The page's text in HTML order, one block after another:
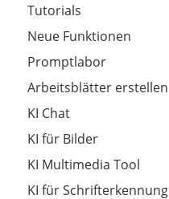
Tutorials
Neue Funktionen
Promptlabor
Arbeitsblätter erstellen
KI Chat
KI für Bilder
KI Multimedia Tool
KI für Schrifterkennung